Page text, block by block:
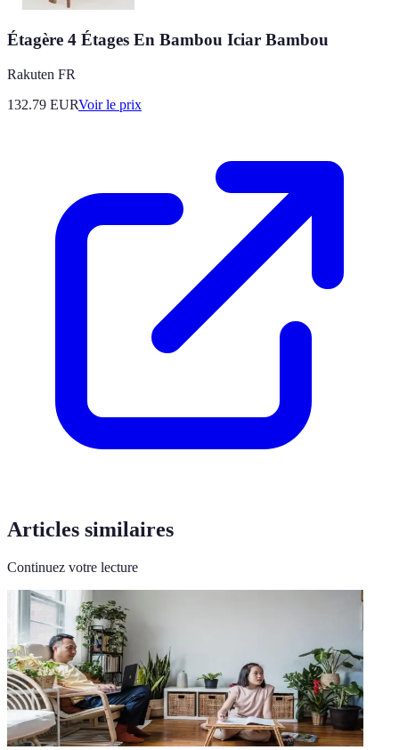
Étagère 4 Étages En Bambou Iciar Bambou
Rakuten FR
132.79 EURVoir le prix
Articles similaires
Continuez votre lecture